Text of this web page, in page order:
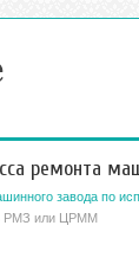
завода по
в РМЗ или ЦРММ